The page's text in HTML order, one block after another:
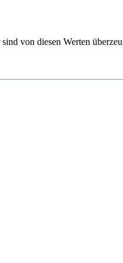
von diesen Werten